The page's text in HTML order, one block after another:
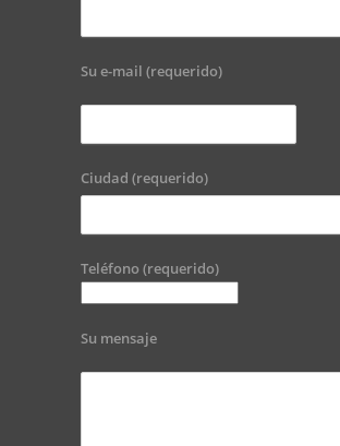
Su e-mail (requerido)
Ciudad (requerido)
Teléfono (requerido)
Su mensaje